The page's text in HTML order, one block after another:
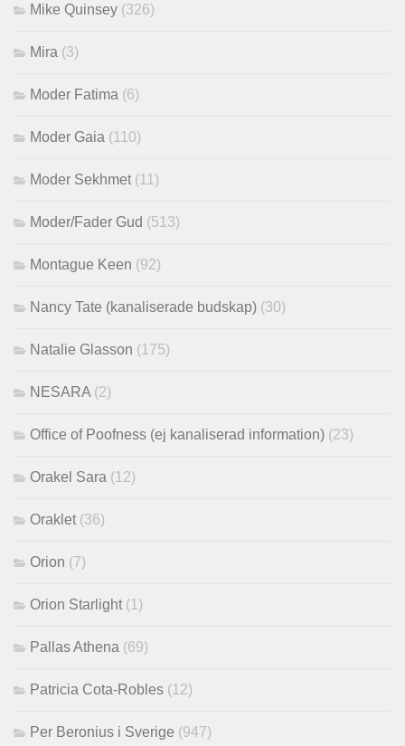
Mike Quinsey (326)
Mira (3)
Moder Fatima (6)
Moder Gaia (110)
Moder Sekhmet (11)
Moder/Fader Gud (513)
Montague Keen (92)
Nancy Tate (kanaliserade budskap) (30)
Natalie Glasson (175)
NESARA (2)
Office of Poofness (ej kanaliserad information) (23)
Orakel Sara (12)
Oraklet (36)
Orion (7)
Orion Starlight (1)
Pallas Athena (69)
Patricia Cota-Robles (12)
Per Beronius i Sverige (947)